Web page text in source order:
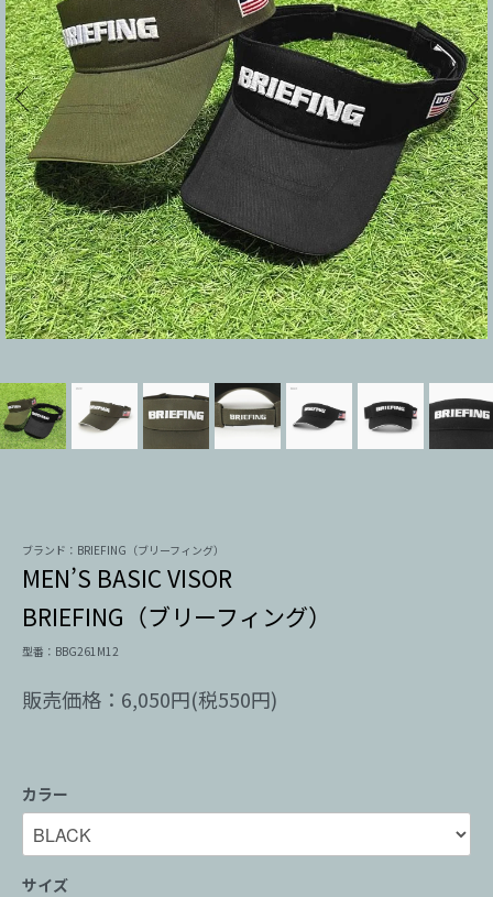
ブランド：BRIEFING（ブリーフィング）
MEN’S BASIC VISOR
BRIEFING（ブリーフィング）
型番：BBG261M12
販売価格：6,050円(税550円)
カラー
サイズ